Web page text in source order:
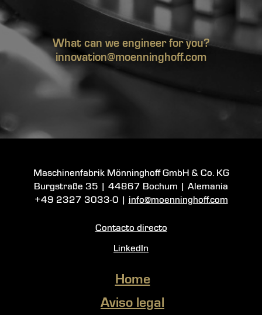
What can we engineer for you?
innovation@moenninghoff.com
Maschinenfabrik Mönninghoff GmbH & Co. KG
Burgstraße 35
44867 Bochum
| Alemania
+49 2327 3033-0
info@moenninghoff.com
Contacto directo
LinkedIn
Home
Aviso legal